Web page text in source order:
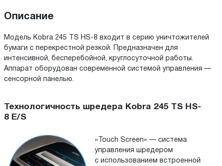
Описание
Модель Kobra 245 TS HS-8 входит в серию уничтожителей
бумаги с перекрестной резкой. Предназначен для
интенсивной, бесперебойной, круглосуточной работы.
Аппарат оборудован современной системой управления —
сенсорной панелью.
Технологичность шредера Kobra 245 TS HS-
8 E/S
«Touch Screen» — система
управления шредером
с использованием встроенной